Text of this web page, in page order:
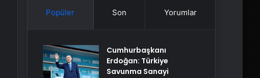
Popüler Son Yorumlar
Cumhurbaşkanı
Erdoğan: Türkiye
Savunma Sanayi